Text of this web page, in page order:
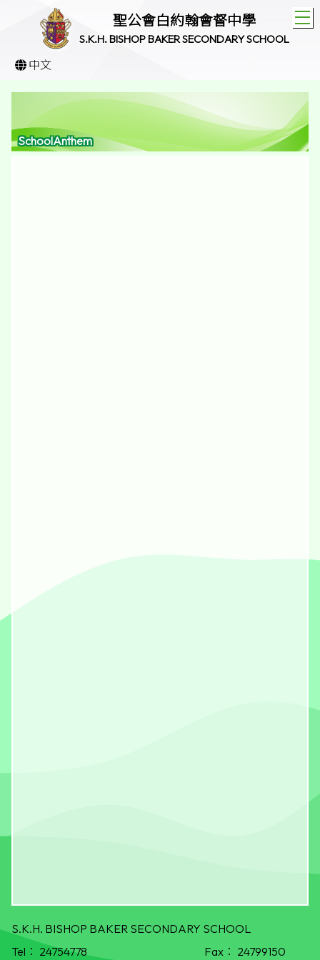
聖公會白約翰會督中學
S.K.H. BISHOP BAKER SECONDARY SCHOOL
中文
SchoolAnthem
S.K.H. BISHOP BAKER SECONDARY SCHOOL
Tel： 24754778 Fax： 24799150